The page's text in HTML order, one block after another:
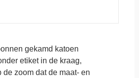
gekamd katoen
etiket in de kraag,
de zoom dat de maat- en